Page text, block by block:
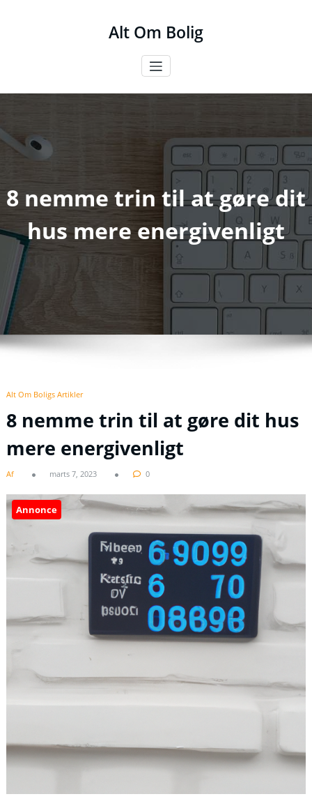
Alt Om Bolig
8 nemme trin til at gøre dit
hus mere energivenligt
Alt Om Boligs Artikler
8 nemme trin til at gøre dit hus
mere energivenligt
Af marts 7, 2023 0
Annonce